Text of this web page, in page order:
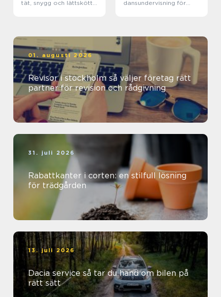
tät, snygg och lättskött
dansundervisning för
01. augusti 2026
Revisor i stockholm så väljer företag rätt
partner för revision och rådgivning
31. juli 2026
Rabattkanter i corten: en stilfull lösning
för trädgården
13. juli 2026
Dacia service så tar du hand om bilen på
rätt sätt